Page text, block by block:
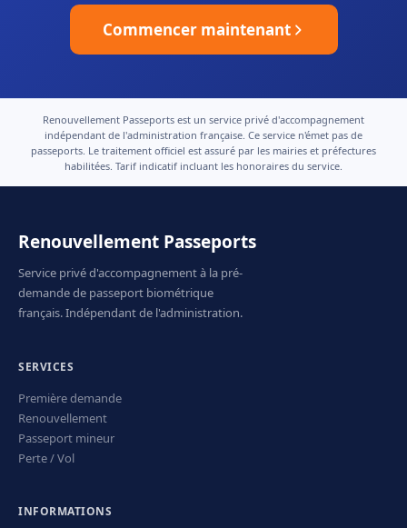
Commencer maintenant
Renouvellement Passeports est un service privé d'accompagnement
indépendant de l'administration française. Ce service n'émet pas de
passeports. Le traitement officiel est assuré par les mairies et préfectures
habilitées. Tarif indicatif incluant les honoraires du service.
Renouvellement Passeports
Service privé d'accompagnement à la pré-
demande de passeport biométrique
français. Indépendant de l'administration.
SERVICES
Première demande
Renouvellement
Passeport mineur
Perte / Vol
INFORMATIONS